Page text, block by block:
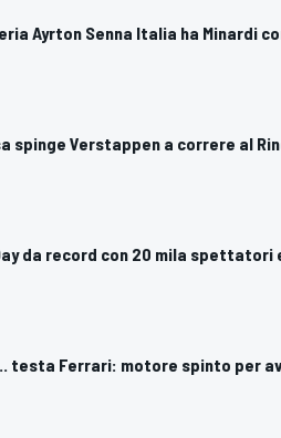
Ayrton Senna Italia ha Minardi
spinge Verstappen a correre al
da record con 20 mila
testa Ferrari: motore spinto per